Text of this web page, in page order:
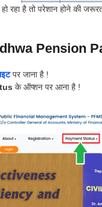
रहा है तो परेशान होने की
Pension
पर जाना है !
के ऑप्शन पर आना है !